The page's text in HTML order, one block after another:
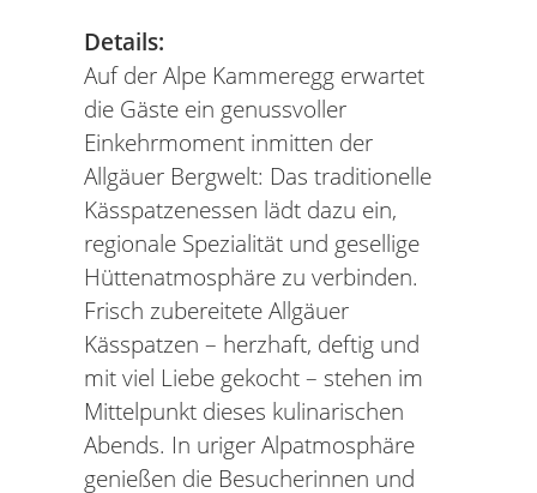
Details:
Auf der Alpe Kammeregg erwartet
die Gäste ein genussvoller
Einkehrmoment inmitten der
Allgäuer Bergwelt: Das traditionelle
Kässpatzenessen lädt dazu ein,
regionale Spezialität und gesellige
Hüttenatmosphäre zu verbinden.
Frisch zubereitete Allgäuer
Kässpatzen – herzhaft, deftig und
mit viel Liebe gekocht – stehen im
Mittelpunkt dieses kulinarischen
Abends. In uriger Alpatmosphäre
genießen die Besucherinnen und